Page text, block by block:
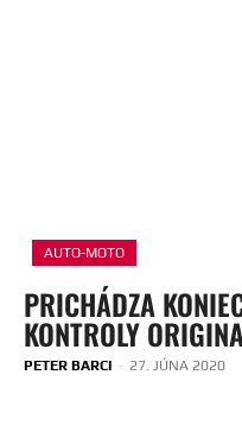
AUTO-MOTO
PRICHÁDZA
KONTROLY
PETER BARCI - 27. JÚNA 2020